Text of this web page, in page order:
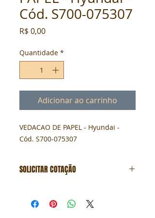
Cód. S700-075307
R$ 0,00Preço
Quantidade *
Adicionar ao carrinho
VEDACAO DE PAPEL - Hyundai -
Cód. S700-075307
SOLICITAR COTAÇÃO